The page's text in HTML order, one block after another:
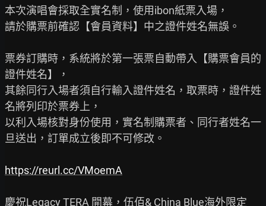
本次演唱會採取全實名制，使用ibon紙票入場，
請於購票前確認【會員資料】中之證件姓名無誤。
票券訂購時，系統將於第一張票自動帶入【購票會員的
證件姓名】，
其餘同行入場者須自行輸入證件姓名，取票時，證件姓
名將列印於票券上，
以利入場核對身份使用，實名制購票者、同行者姓名一
旦送出，訂單成立後即不可修改。
https://reurl.cc/VMoemA
慶祝Legacy TERA 開幕，伍佰& China Blue海外限定